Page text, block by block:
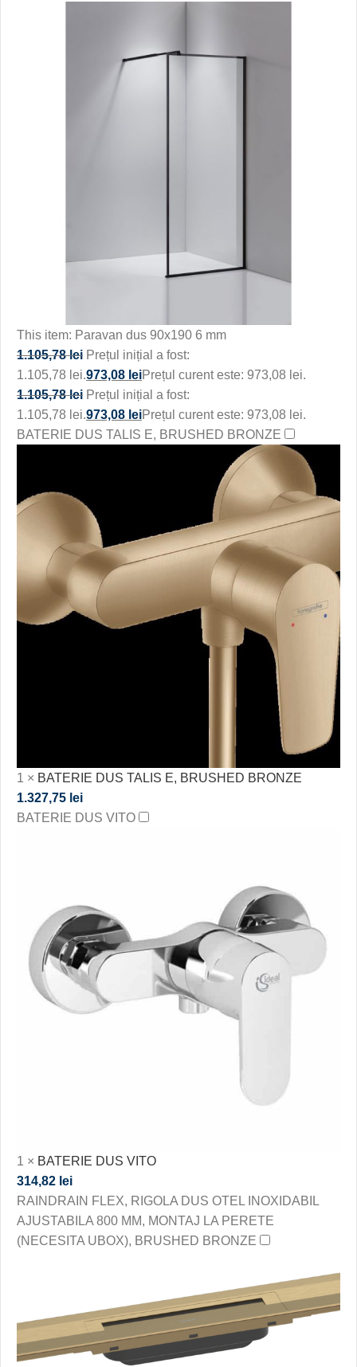
This item: Paravan dus 90x190 6 mm
1.105,78lei Prețul inițial a fost:
1.105,78 lei.973,08 leiPrețul curent este: 973,08 lei.
1.105,78lei Prețul inițial a fost:
1.105,78 lei.973,08 leiPrețul curent este: 973,08 lei.
BATERIE DUS TALIS E, BRUSHED BRONZE
1 × BATERIE DUS TALIS E, BRUSHED BRONZE
1.327,75 lei
BATERIE DUS VITO
1 × BATERIE DUS VITO
314,82 lei
RAINDRAIN FLEX, RIGOLA DUS OTEL INOXIDABIL
AJUSTABILA 800 MM, MONTAJ LA PERETE
(NECESITA UBOX), BRUSHED BRONZE